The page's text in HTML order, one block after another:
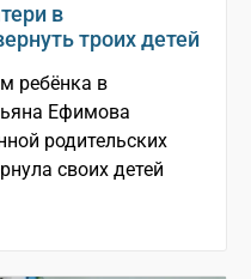
в
троих детей
ребёнка в
Ефимова
родительских
своих детей